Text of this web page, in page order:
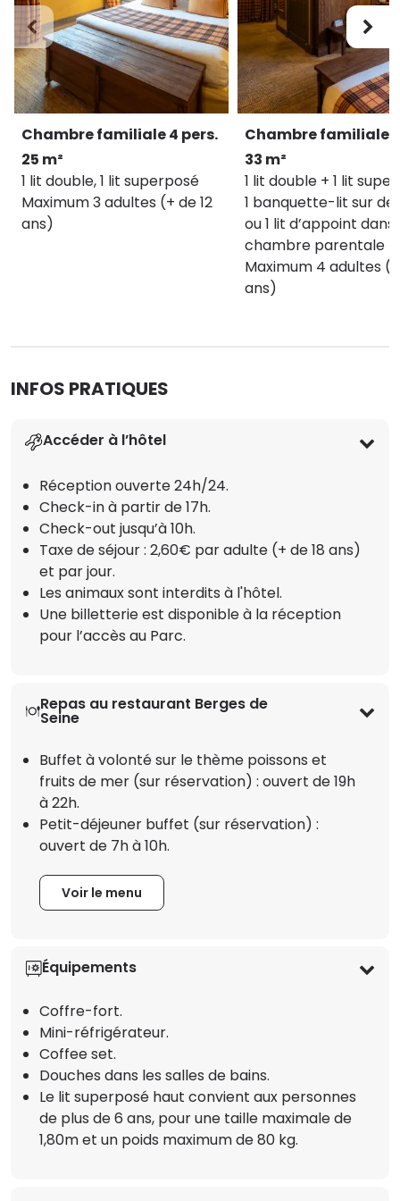
Les tarifs sont susceptibles d’évoluer. Ils sont
issus d’une pratique de gestion fine des prix et
sont calculés en fonction de la date de la
réservation, la désirabilité de la date et le contenu
du package. Le prix du séjour est déterminé en
fonction de la date d’arrivée.
personne et par nuit à partir de 18 ans, à régler sur
Voir le calendrier d'ouverture des hôtels
Chambre familiale 4 pers.
25 m²
1 lit double, 1 lit superposé
Maximum 3 adultes (+ de 12
ans)
Chambre familiale
33 m²
1 lit double + 1 lit
1 banquette-lit sur
ou 1 lit d’appoint dans
chambre parentale
Maximum 4 adultes (+
ans)
INFOS PRATIQUES
Accéder à l’hôtel
Réception ouverte 24h/24.
Check-in à partir de 17h.
Check-out jusqu’à 10h.
Taxe de séjour : 2,60€ par adulte (+ de 18 ans)
et par jour.
Les animaux sont interdits à l'hôtel.
Une billetterie est disponible à la réception
pour l’accès au Parc.
Repas au restaurant Berges de
Seine
Buffet à volonté sur le thème poissons et
fruits de mer (sur réservation) : ouvert de 19h
à 22h.
Petit-déjeuner buffet (sur réservation) :
ouvert de 7h à 10h.
Voir le menu
Équipements
Coffre-fort.
Mini-réfrigérateur.
Coffee set.
Douches dans les salles de bains.
Le lit superposé haut convient aux personnes
de plus de 6 ans, pour une taille maximale de
1,80m et un poids maximum de 80 kg.